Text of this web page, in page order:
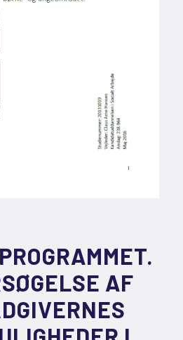
AF